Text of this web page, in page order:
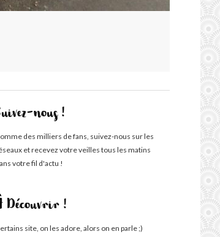
nous !
des milliers de fans, suivez-nous sur les
et recevez votre veilles tous les matins
votre fil d'actu !
Découvrir !
site, on les adore, alors on en parle ;)